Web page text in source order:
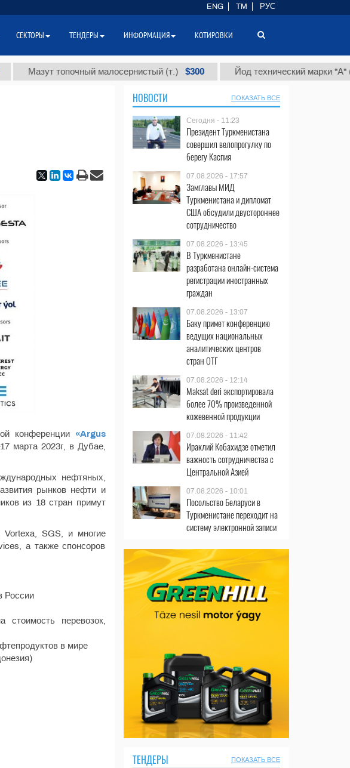
Мазут топочный малосернистый (т.) $300 Йод технический марки "А" (т.)
конференции «Argus
марта 2023г, в Дубае,
нефтяных,
рынков нефти и
из 18 стран примут
SGS, и многие
а также спонсоров
России
перевозок,
в мире
НОВОСТИ ПОКАЗАТЬ ВСЕ
Сегодня - 11:23
Президент Туркменистана
совершил велопрогулку по
берегу Каспия
07.08.2026 - 17:57
Замглавы МИД
Туркменистана и дипломат
США обсудили двустороннее
сотрудничество
07.08.2026 - 13:45
В Туркменистане
разработана онлайн-система
регистрации иностранных
граждан
07.08.2026 - 13:07
Баку примет конференцию
ведущих национальных
аналитических центров
стран ОТГ
07.08.2026 - 12:14
Maksat deri экспортировала
более 70% произведенной
кожевенной продукции
07.08.2026 - 11:42
Ираклий Кобахидзе отметил
важность сотрудничества с
Центральной Азией
07.08.2026 - 10:01
Посольство Беларуси в
Туркменистане переходит на
систему электронной записи
ТЕНДЕРЫ ПОКАЗАТЬ ВСЕ
ENG TM РУС
СЕКТОРЫ ТЕНДЕРЫ ИНФОРМАЦИЯ КОТИРОВКИ